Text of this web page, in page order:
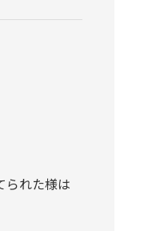
れた様は